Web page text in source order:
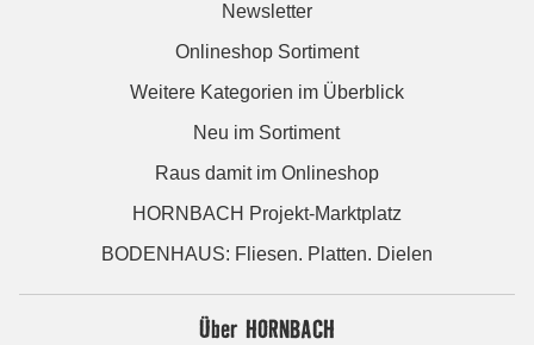
Newsletter
Onlineshop Sortiment
Weitere Kategorien im Überblick
Neu im Sortiment
Raus damit im Onlineshop
HORNBACH Projekt-Marktplatz
BODENHAUS: Fliesen. Platten. Dielen
Über HORNBACH